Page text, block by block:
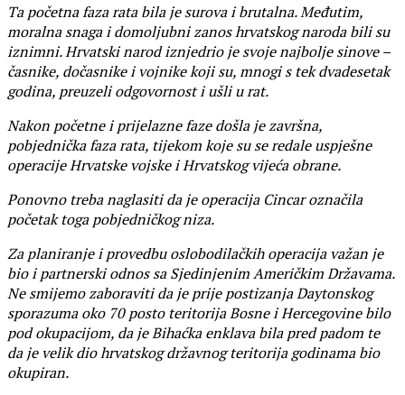
Ta početna faza rata bila je surova i brutalna. Međutim,
moralna snaga i domoljubni zanos hrvatskog naroda bili su
iznimni. Hrvatski narod iznjedrio je svoje najbolje sinove –
časnike, dočasnike i vojnike koji su, mnogi s tek dvadesetak
godina, preuzeli odgovornost i ušli u rat.
Nakon početne i prijelazne faze došla je završna,
pobjednička faza rata, tijekom koje su se redale uspješne
operacije Hrvatske vojske i Hrvatskog vijeća obrane.
Ponovno treba naglasiti da je operacija Cincar označila
početak toga pobjedničkog niza.
Za planiranje i provedbu oslobodilačkih operacija važan je
bio i partnerski odnos sa Sjedinjenim Američkim Državama.
Ne smijemo zaboraviti da je prije postizanja Daytonskog
sporazuma oko 70 posto teritorija Bosne i Hercegovine bilo
pod okupacijom, da je Bihaćka enklava bila pred padom te
da je velik dio hrvatskog državnog teritorija godinama bio
okupiran.